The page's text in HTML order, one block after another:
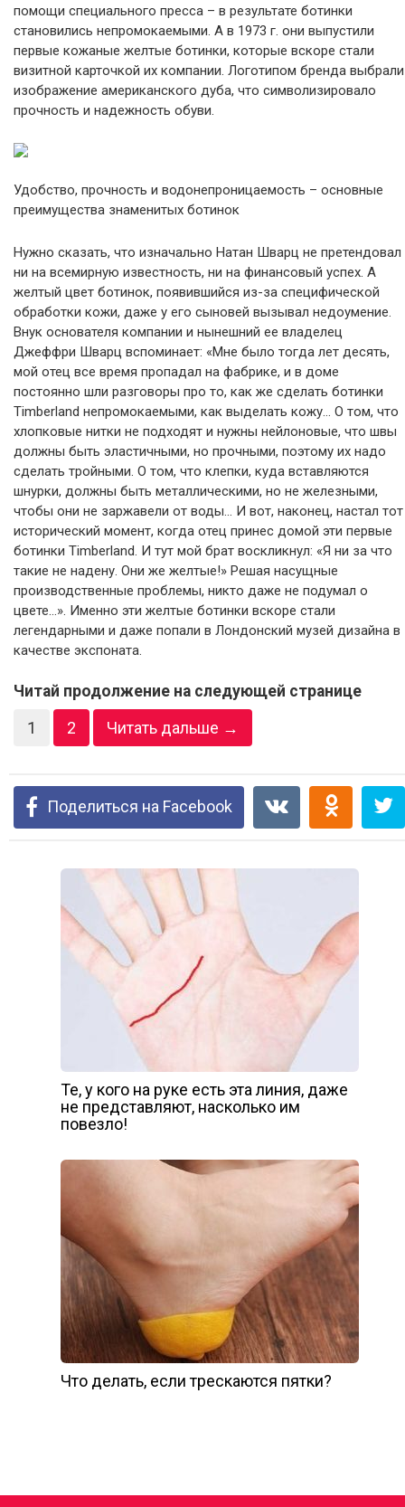
помощи специального пресса – в результате ботинки
становились непромокаемыми. А в 1973 г. они выпустили
первые кожаные желтые ботинки, которые вскоре стали
визитной карточкой их компании. Логотипом бренда выбрали
изображение американского дуба, что символизировало
прочность и надежность обуви.
Удобство, прочность и водонепроницаемость – основные
преимущества знаменитых ботинок
Нужно сказать, что изначально Натан Шварц не претендовал
ни на всемирную известность, ни на финансовый успех. А
желтый цвет ботинок, появившийся из-за специфической
обработки кожи, даже у его сыновей вызывал недоумение.
Внук основателя компании и нынешний ее владелец
Джеффри Шварц вспоминает: «Мне было тогда лет десять,
мой отец все время пропадал на фабрике, и в доме
постоянно шли разговоры про то, как же сделать ботинки
Timberland непромокаемыми, как выделать кожу… О том, что
хлопковые нитки не подходят и нужны нейлоновые, что швы
должны быть эластичными, но прочными, поэтому их надо
сделать тройными. О том, что клепки, куда вставляются
шнурки, должны быть металлическими, но не железными,
чтобы они не заржавели от воды… И вот, наконец, настал тот
исторический момент, когда отец принес домой эти первые
ботинки Timberland. И тут мой брат воскликнул: «Я ни за что
такие не надену. Они же желтые!» Решая насущные
производственные проблемы, никто даже не подумал о
цвете…». Именно эти желтые ботинки вскоре стали
легендарными и даже попали в Лондонский музей дизайна в
качестве экспоната.
Читай продолжение на следующей странице
1 2 Читать дальше →
Поделиться на Facebook
Те, у кого на руке есть эта линия, даже
не представляют, насколько им
повезло!
Что делать, если трескаются пятки?